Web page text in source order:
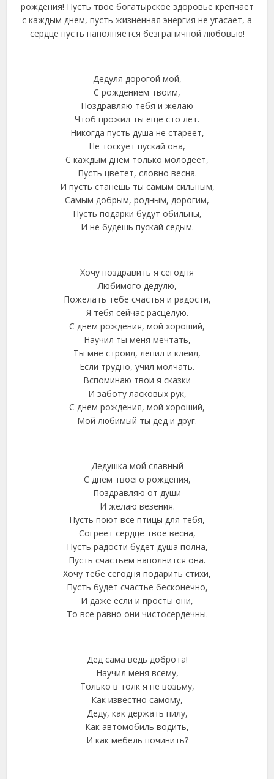
рождения! Пусть твое богатырское здоровье крепчает
с каждым днем, пусть жизненная энергия не угасает, а
сердце пусть наполняется безграничной любовью!
Дедуля дорогой мой,
С рождением твоим,
Поздравляю тебя и желаю
Чтоб прожил ты еще сто лет.
Никогда пусть душа не стареет,
Не тоскует пускай она,
С каждым днем только молодеет,
Пусть цветет, словно весна.
И пусть станешь ты самым сильным,
Самым добрым, родным, дорогим,
Пусть подарки будут обильны,
И не будешь пускай седым.
Хочу поздравить я сегодня
Любимого дедулю,
Пожелать тебе счастья и радости,
Я тебя сейчас расцелую.
С днем рождения, мой хороший,
Научил ты меня мечтать,
Ты мне строил, лепил и клеил,
Если трудно, учил молчать.
Вспоминаю твои я сказки
И заботу ласковых рук,
С днем рождения, мой хороший,
Мой любимый ты дед и друг.
Дедушка мой славный
С днем твоего рождения,
Поздравляю от души
И желаю везения.
Пусть поют все птицы для тебя,
Согреет сердце твое весна,
Пусть радости будет душа полна,
Пусть счастьем наполнится она.
Хочу тебе сегодня подарить стихи,
Пусть будет счастье бесконечно,
И даже если и просты они,
То все равно они чистосердечны.
Дед сама ведь доброта!
Научил меня всему,
Только в толк я не возьму,
Как известно самому,
Деду, как держать пилу,
Как автомобиль водить,
И как мебель починить?